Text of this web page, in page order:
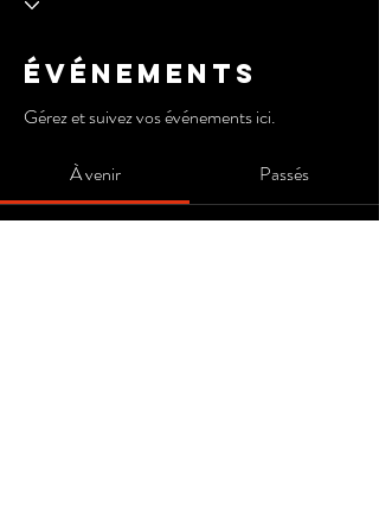
Événements
Gérez et suivez vos événements ici.
À venir Passés